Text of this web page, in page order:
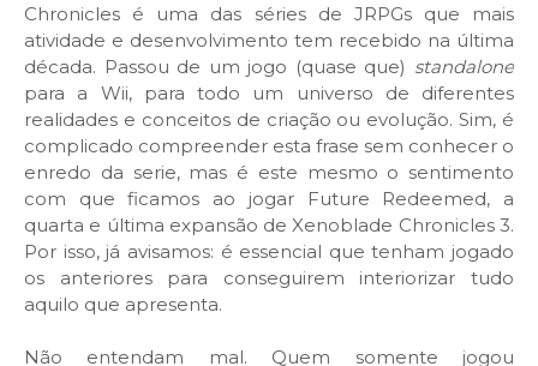
Chronicles é uma das séries de JRPGs que mais
atividade e desenvolvimento tem recebido na última
década. Passou de um jogo (quase que) standalone
para a Wii, para todo um universo de diferentes
realidades e conceitos de criação ou evolução. Sim, é
complicado compreender esta frase sem conhecer o
enredo da serie, mas é este mesmo o sentimento
com que ficamos ao jogar Future Redeemed, a
quarta e última expansão de Xenoblade Chronicles 3.
Por isso, já avisamos: é essencial que tenham jogado
os anteriores para conseguirem interiorizar tudo
aquilo que apresenta.
Não entendam mal. Quem somente jogou